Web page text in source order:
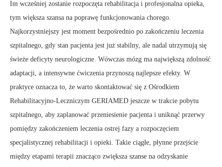
Im wcześniej zostanie rozpoczęta rehabilitacja i profesjonalna opieka,
tym większa szansa na poprawę funkcjonowania chorego.
Najkorzystniejszy jest moment bezpośrednio po zakończeniu leczenia
szpitalnego, gdy stan pacjenta jest już stabilny, ale nadal utrzymują się
świeże deficyty neurologiczne. Wówczas mózg ma największą zdolność
adaptacji, a intensywne ćwiczenia przynoszą najlepsze efekty. W
praktyce oznacza to, że warto skontaktować się z Ośrodkiem
Rehabilitacyjno-Leczniczym GERIAMED jeszcze w trakcie pobytu
szpitalnego, aby zaplanować przeniesienie pacjenta i uniknąć przerwy
pomiędzy zakończeniem leczenia ostrej fazy a rozpoczęciem
specjalistycznej rehabilitacji i opieki. Takie ciągłe, płynne przejście
między etapami terapii znacząco zwiększa szanse na odzyskanie